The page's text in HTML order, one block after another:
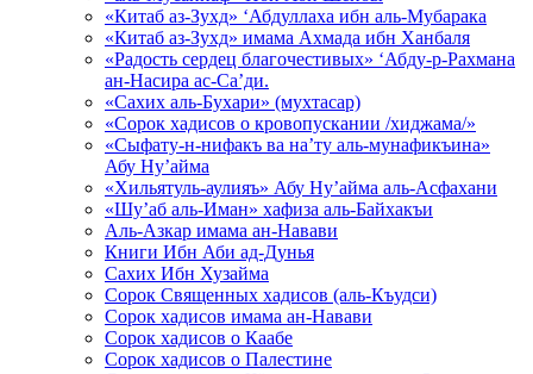
«Китаб аз-Зухд» ‘Абдуллаха ибн аль-Мубарака
«Китаб аз-Зухд» имама Ахмада ибн Ханбаля
«Радость сердец благочестивых» ‘Абду-р-Рахмана
ан-Насира ас-Са’ди.
«Сахих аль-Бухари» (мухтасар)
«Сорок хадисов о кровопускании /хиджама/»
«Сыфату-н-нифакъ ва на’ту аль-мунафикъина»
Абу Ну’айма
«Хильятуль-аулияъ» Абу Ну’айма аль-Асфахани
«Шу’аб аль-Иман» хафиза аль-Байхакъи
Аль-Азкар имама ан-Навави
Книги Ибн Аби ад-Дунья
Сахих Ибн Хузайма
Сорок Священных хадисов (аль-Къудси)
Сорок хадисов имама ан-Навави
Сорок хадисов о Каабе
Сорок хадисов о Палестине